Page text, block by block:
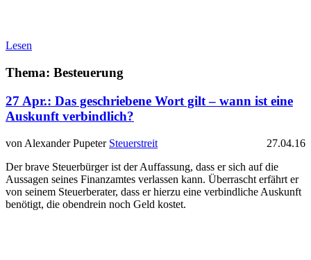
Lesen
Thema: Besteuerung
27 Apr.: Das geschriebene Wort gilt – wann ist eine
Auskunft verbindlich?
von Alexander Pupeter Steuerstreit
27.04.16
Der brave Steuerbürger ist der Auffassung, dass er sich auf die
Aussagen seines Finanzamtes verlassen kann. Überrascht erfährt er
von seinem Steuerberater, dass er hierzu eine verbindliche Auskunft
benötigt, die obendrein noch Geld kostet.